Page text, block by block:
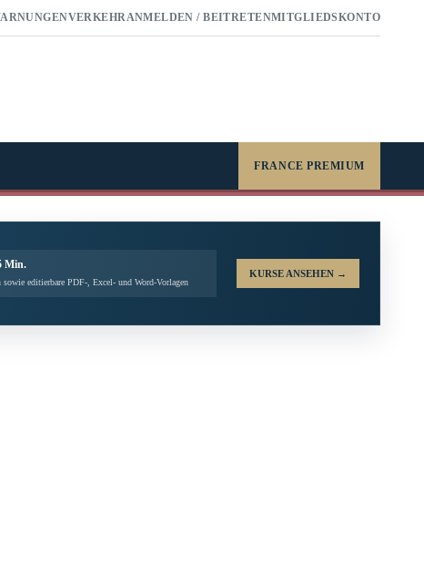
VERKEHRANMELDEN / BEITRETENMITGLIEDSKONTO
FRANCE PREMIUM
Min.
sowie editierbare PDF-, Excel- und Word-Vorlagen
KURSE ANSEHEN →